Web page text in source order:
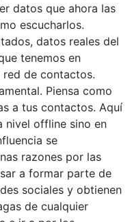
datos que ahora las
escucharlos.
datos reales del
tenemos en
de contactos.
Piensa como
a tus contactos. Aquí
nivel offline sino en
se
razones por las
a formar parte de
sociales y obtienen
de cualquier